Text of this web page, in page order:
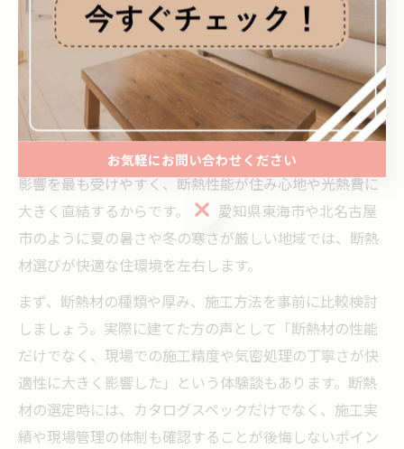
方
注文住宅で後悔しない屋根断熱の選定法
注文住宅で理想の暮らしを実現するためには、屋根断熱
の選定が極めて重要です。なぜなら、屋根部分は外気の
影響を最も受けやすく、断熱性能が住み心地や光熱費に
大きく直結するからです。特に愛知県東海市や北名古屋
市のように夏の暑さや冬の寒さが厳しい地域では、断熱
材選びが快適な住環境を左右します。
まず、断熱材の種類や厚み、施工方法を事前に比較検討
しましょう。実際に建てた方の声として「断熱材の性能
だけでなく、現場での施工精度や気密処理の丁寧さが快
適性に大きく影響した」という体験談もあります。断熱
材の選定時には、カタログスペックだけでなく、施工実
績や現場管理の体制も確認することが後悔しないポイン
お気軽にお問い合わせください
お気軽にお問い合わせください